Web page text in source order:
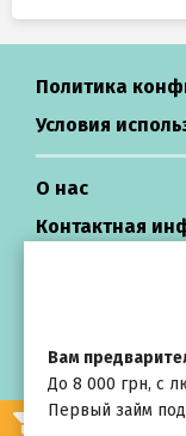
Вам
До 8 000 грн, с
Первый займ
Политика
Условия
О нас
Контактная
Кредиты
All rights